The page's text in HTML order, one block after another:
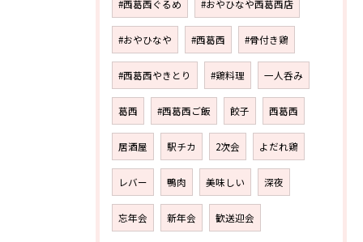
#西葛西ぐるめ #おやひなや西葛西店
#おやひなや #西葛西 #骨付き鶏
#西葛西やきとり #鶏料理 一人呑み
葛西 #西葛西ご飯 餃子 西葛西
居酒屋 駅チカ 2次会 よだれ鶏
レバー 鴨肉 美味しい 深夜
忘年会 新年会 歓送迎会